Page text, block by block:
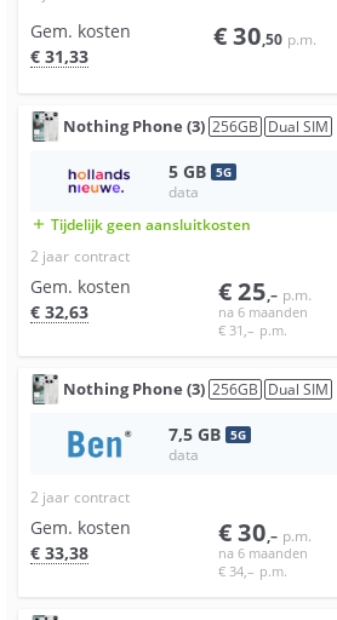
€30,50 p.m.
Gem. kosten
€ 31,33
Nothing Phone (3) 256GB Dual SIM
5 GB 5G
data
2 jaar contract
€25,– p.m.
na 6 maanden
€ 31 ,– p.m.
Gem. kosten
€ 32,63
add Tijdelijk geen aansluitkosten
Nothing Phone (3) 256GB Dual SIM
7,5 GB 5G
data
2 jaar contract
€30,– p.m.
na 6 maanden
€ 34,– p.m.
Gem. kosten
€ 33,38